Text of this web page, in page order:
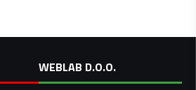
WEBLAB D.O.O.